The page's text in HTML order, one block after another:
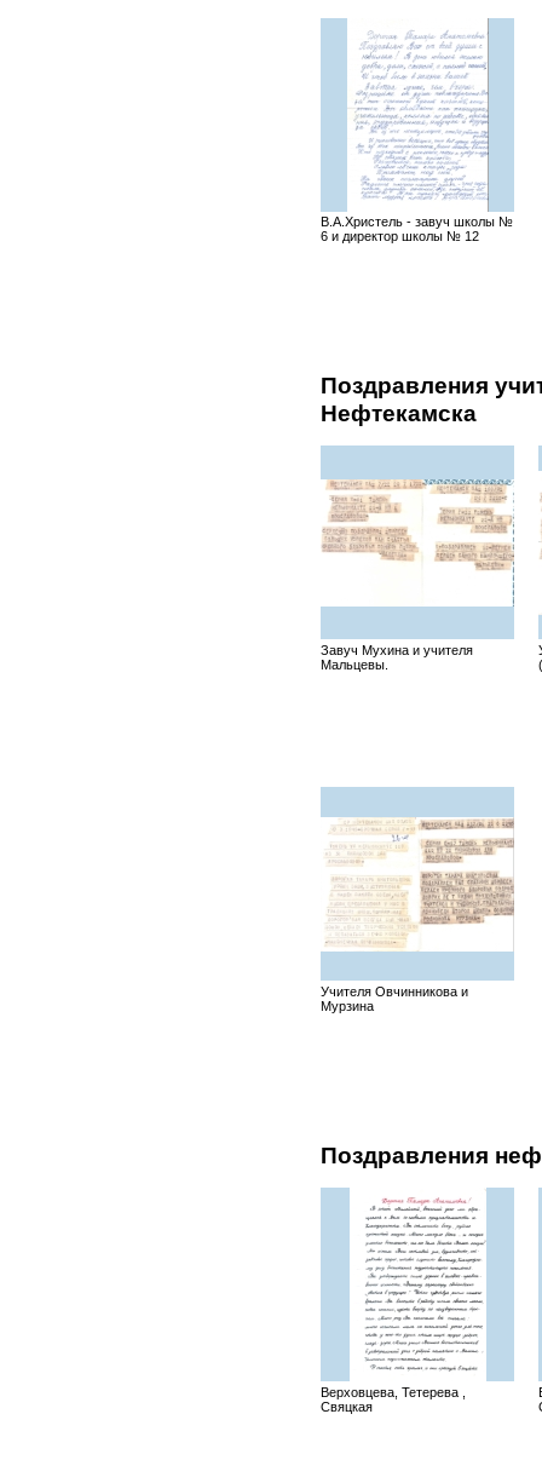
В.А.Христель - завуч школы №
6 и директор школы № 12
Поздравления
Нефтекамска
Завуч Мухина и учителя
Мальцевы.
Учителя Овчинникова и
Мурзина
Поздравления
Верховцева, Тетерева ,
Свяцкая